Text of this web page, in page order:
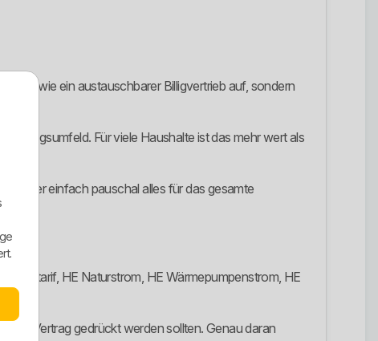
wie ein austauschbarer Billigvertrieb auf, sondern
Für viele Haushalte ist das mehr wert als
Wer einfach pauschal alles für das gesamte
Fairtarif, HE Naturstrom, HE Wärmepumpenstrom, HE
Vertrag gedrückt werden sollten. Genau daran